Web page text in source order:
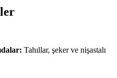
Tahıllar, şeker ve nişastalı